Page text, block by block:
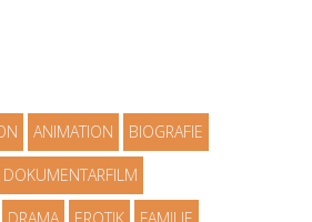
ANIMATION BIOGRAFIE
DOKUMENTARFILM